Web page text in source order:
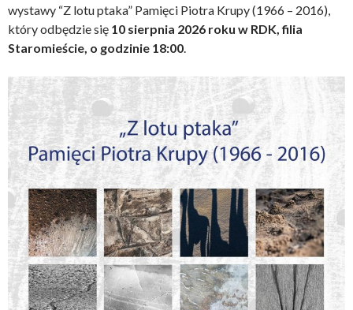
wystawy “Z lotu ptaka” Pamięci Piotra Krupy (1966 – 2016),
który odbędzie się 10 sierpnia 2026 roku w RDK, filia
Staromieście, o godzinie 18:00